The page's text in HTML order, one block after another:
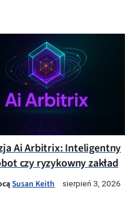
Ai Arbitrix: Inteligentny
czy ryzykowny zakład
Susan Keith sierpień 3, 2026